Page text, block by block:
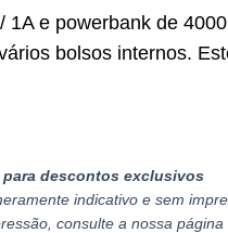
e powerbank de
bolsos internos.
descontos exclusivos
indicativo e sem
consulte a nossa página